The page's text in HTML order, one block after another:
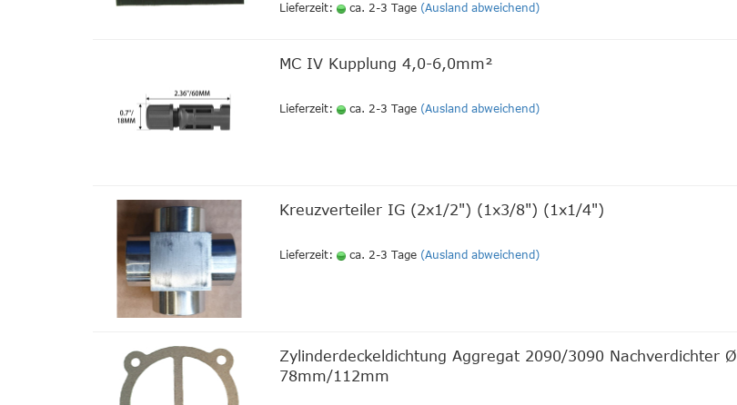
Lieferzeit: ca. 2-3 Tage (Ausland abweichend)
MC IV Kupplung 4,0-6,0mm²
Lieferzeit: ca. 2-3 Tage (Ausland abweichend)
Kreuzverteiler IG (2x1/2") (1x3/8") (1x1/4")
Lieferzeit: ca. 2-3 Tage (Ausland abweichend)
Zylinderdeckeldichtung Aggregat 2090/3090 Nachverdichter Ø
78mm/112mm